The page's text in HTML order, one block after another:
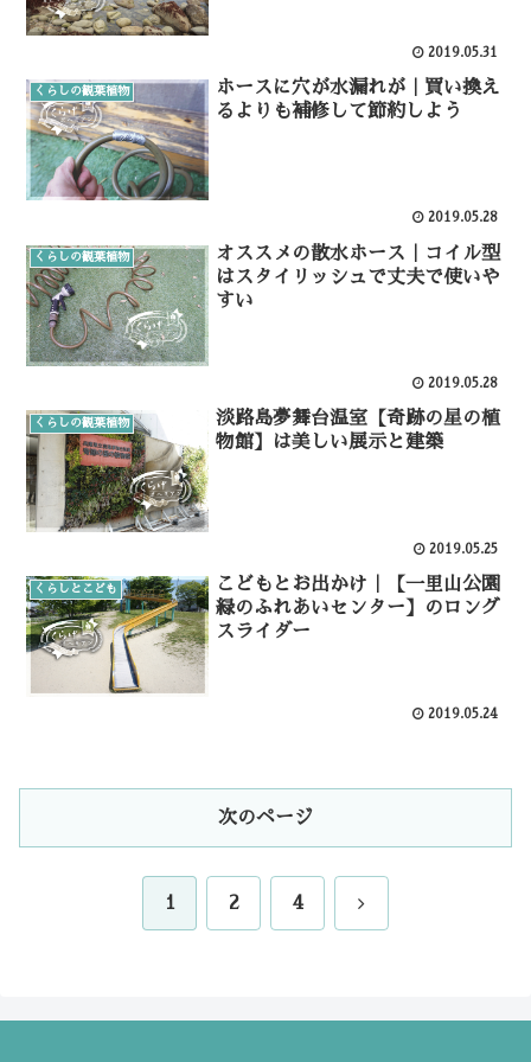
2019.05.31
くらしの観葉植物
ホースに穴が水漏れが｜買い換え
るよりも補修して節約しよう
2019.05.28
くらしの観葉植物
オススメの散水ホース｜コイル型
はスタイリッシュで丈夫で使いや
すい
2019.05.28
くらしの観葉植物
淡路島夢舞台温室【奇跡の星の植
物館】は美しい展示と建築
2019.05.25
くらしとこども
こどもとお出かけ｜【一里山公園
緑のふれあいセンター】のロング
スライダー
2019.05.24
次のページ
1 2 4 次